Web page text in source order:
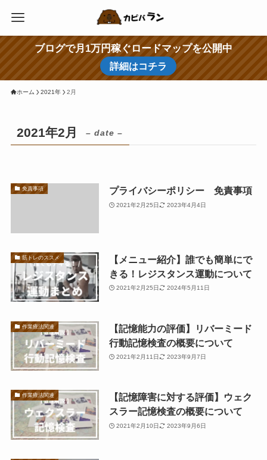
ブログで月1万円稼ぐロードマップを公開中
詳細はコチラ
ホーム 2021年 2月
2021年2月 – date –
免責事項 プライバシーポリシー 免責事項
2021年2月25日 2023年4月4日
筋トレのススメ
【メニュー紹介】誰でも簡単にで
きる！レジスタンス運動について
2021年2月25日 2024年5月11日
作業療法関連
【記憶能力の評価】リバーミード
行動記憶検査の概要について
2021年2月11日 2023年9月7日
作業療法関連
【記憶障害に対する評価】ウェク
スラー記憶検査の概要について
2021年2月10日 2023年9月6日